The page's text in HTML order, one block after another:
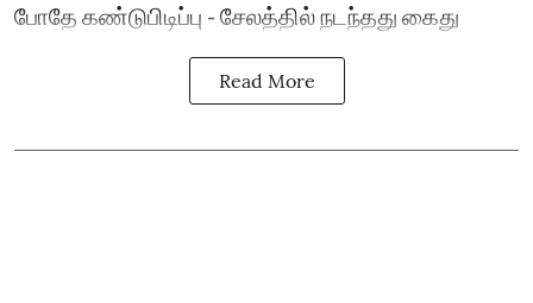
போதே கண்டுபிடிப்பு - சேலத்தில் நடந்தது கைது
Read More